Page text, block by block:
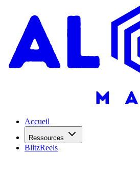
Accueil
Ressources
BlitzReels